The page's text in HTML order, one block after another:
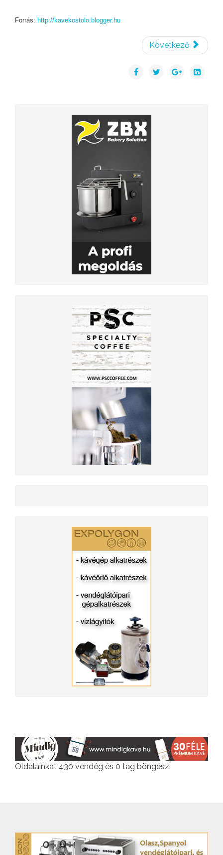
Forrás: http://kavekostolo.blogger.hu
Következő
Oldalainkat 430 vendég és 0 tag böngészi